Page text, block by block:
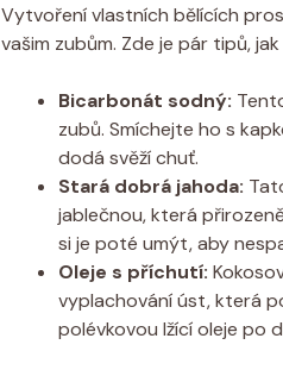
Vytvoření vlastních bělících
vašim zubům. Zde je pár tipů,
Bicarbonát sodný:
zubů. Smíchejte ho s
dodá svěží chuť.
Stará dobrá jahoda:
jablečnou, která
si je poté umýt, aby
Oleje s příchutí:
vyplachování úst, která
polévkovou lžící oleje po